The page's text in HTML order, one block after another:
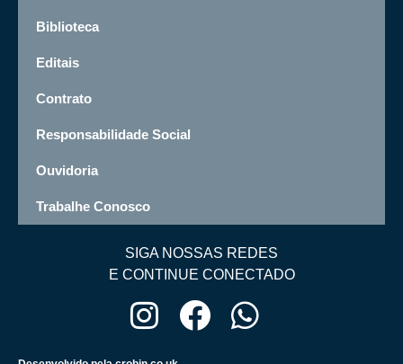
Biblioteca
Editais
Contrato
Responsabilidade Social
Ouvidoria
Trabalhe Conosco
SIGA NOSSAS REDES
E CONTINUE CONECTADO